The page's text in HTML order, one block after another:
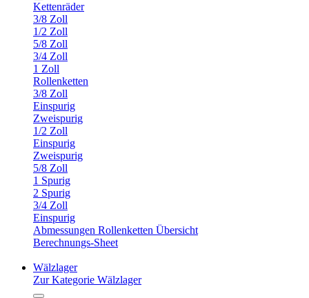
Kettenräder
3/8 Zoll
1/2 Zoll
5/8 Zoll
3/4 Zoll
1 Zoll
Rollenketten
3/8 Zoll
Einspurig
Zweispurig
1/2 Zoll
Einspurig
Zweispurig
5/8 Zoll
1 Spurig
2 Spurig
3/4 Zoll
Einspurig
Abmessungen Rollenketten Übersicht
Berechnungs-Sheet
Wälzlager
Zur Kategorie Wälzlager